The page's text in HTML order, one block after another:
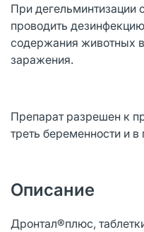
При дегельминтизации
проводить
содержания животных
заражения.
Препарат разрешен к
треть беременности и в
Описание
Дронтал®плюс,